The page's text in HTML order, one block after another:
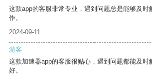
这款app的客服非常专业，遇到问题总是能够及时
作。
2024-09-11
游客
这款加速器app的客服很贴心，遇到问题都能及时
好。